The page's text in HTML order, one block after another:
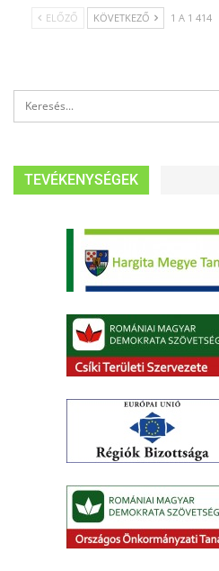
ELŐZŐ KÖVETKEZŐ 1 A 1 414
TEVÉKENYSÉGEK